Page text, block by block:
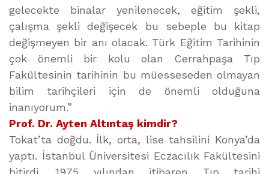
gelecekte binalar yenilenecek, eğitim şekli,
çalışma şekli değişecek bu sebeple bu kitap
değişmeyen bir anı olacak. Türk Eğitim Tarihinin
çok önemli bir kolu olan Cerrahpaşa Tıp
Fakültesinin tarihinin bu müesseseden olmayan
bilim tarihçileri için de önemli olduğuna
inanıyorum.”
Prof. Dr. Ayten Altıntaş kimdir?
Tokat’ta doğdu. İlk, orta, lise tahsilini Konya’da
yaptı. İstanbul Üniversitesi Eczacılık Fakültesini